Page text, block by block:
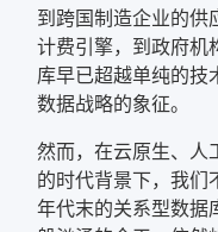
到跨国制造企业的供
计费引擎，到政府机
库早已超越单纯的技
数据战略的象征。
然而，在云原生、人
的时代背景下，我们
年代末的关系型数据